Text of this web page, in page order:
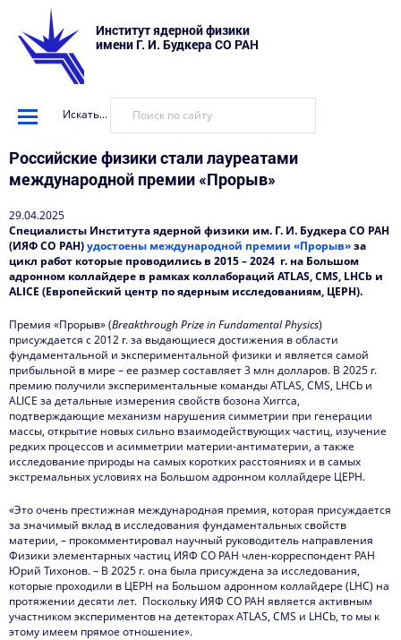
Институт ядерной физики
имени Г. И. Будкера СО РАН
Искать...
Российские физики стали лауреатами
международной премии «Прорыв»
29.04.2025
Специалисты Института ядерной физики им. Г. И. Будкера СО РАН
(ИЯФ СО РАН)удостоены международной премии «Прорыв»за
цикл работ которые проводились в 2015 – 2024 г. на Большом
адронном коллайдере в рамках коллабораций ATLAS, CMS, LHCb и
ALICE (Европейский центр по ядерным исследованиям, ЦЕРН).
Премия «Прорыв» (BreakthroughPrizeinFundamentalPhysics)
присуждается с 2012 г. за выдающиеся достижения в области
фундаментальной и экспериментальной физики и является самой
прибыльной в мире – ее размер составляет 3 млн долларов. В 2025 г.
премию получили экспериментальные команды ATLAS, CMS, LHCb и
ALICE за детальные измерения свойств бозона Хиггса,
подтверждающие механизм нарушения симметрии при генерации
массы, открытие новых сильно взаимодействующих частиц, изучение
редких процессов и асимметрии материи-антиматерии, а также
исследование природы на самых коротких расстояниях и в самых
экстремальных условиях на Большом адронном коллайдере ЦЕРН.
«Это очень престижная международная премия, которая присуждается
за значимый вклад в исследования фундаментальных свойств
материи, – прокомментировал научный руководитель направления
Физики элементарных частиц ИЯФ СО РАН член-корреспондент РАН
Юрий Тихонов. – В 2025 г. она была присуждена за исследования,
которые проходили в ЦЕРН на Большом адронном коллайдере (LHC) на
протяжении десяти лет. Поскольку ИЯФ СО РАН является активным
участником экспериментов на детекторах ATLAS, CMS и LHCb, то мы к
этому имеем прямое отношение».